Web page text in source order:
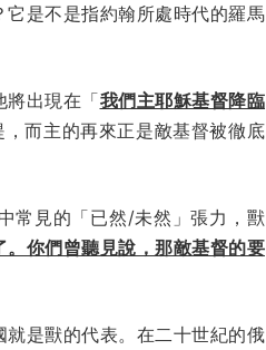
是不是指約翰所處時代的羅馬
將出現在「我們主耶穌基督降臨
而主的再來正是敵基督被徹底
常見的「已然/未然」張力，獸
你們曾聽見說，那敵基督的要
是獸的代表。在二十世紀的俄